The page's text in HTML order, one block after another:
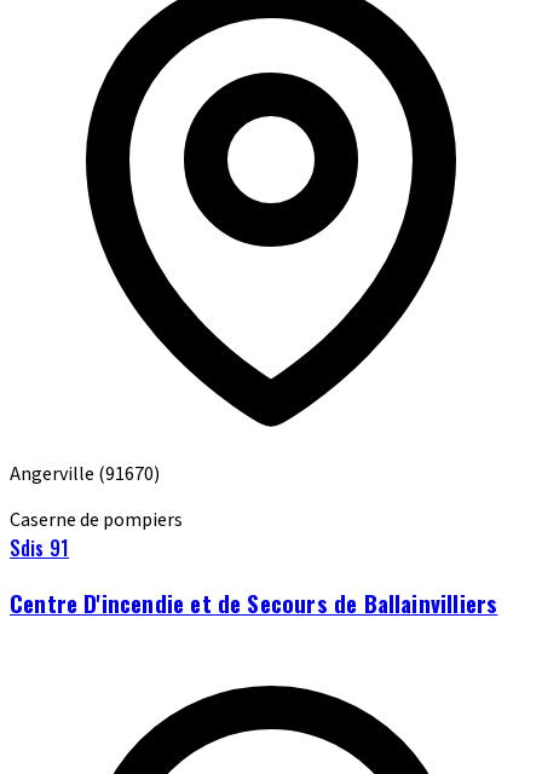
Angerville (91670)
Caserne de pompiers
Sdis 91
Centre D'incendie et de Secours de Ballainvilliers